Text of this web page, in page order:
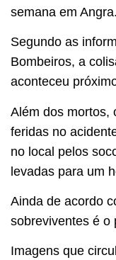
semana em Angra.
Segundo as
Bombeiros, a
aconteceu
Além dos mortos,
feridas no
no local pelos
levadas para um
Ainda de acordo
sobreviventes é o
Imagens que